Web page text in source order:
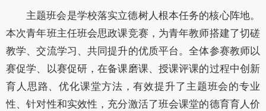
主题班会是学校落实立德树人根本任务的核心阵地。
本次青年班主任班会思政课竞赛，为青年教师搭建了切磋
教学、交流学习、共同提升的优质平台。全体参赛教师以
赛促学、以赛促研，在备课磨课、授课评课的过程中创新
育人思路、优化课堂方法，有效提升了主题班会的专业
性、针对性和实效性，充分激活了班会课堂的德育育人价